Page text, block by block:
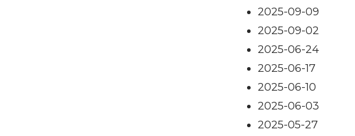
2025-09-09
2025-09-02
2025-06-24
2025-06-17
2025-06-10
2025-06-03
2025-05-27